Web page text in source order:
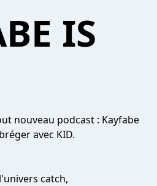
IS
nouveau podcast : Kayfabe
avec KID.
catch,